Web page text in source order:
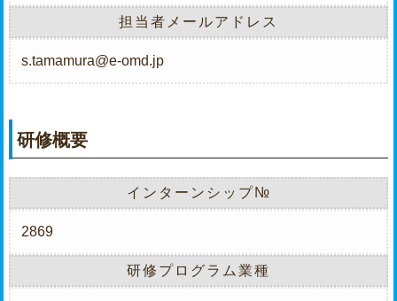
担当者メールアドレス
s.tamamura@e-omd.jp
研修概要
インターンシップ№
2869
研修プログラム業種